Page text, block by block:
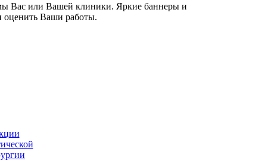
Вас или Вашей клиники. Яркие баннеры и
оценить Ваши работы.